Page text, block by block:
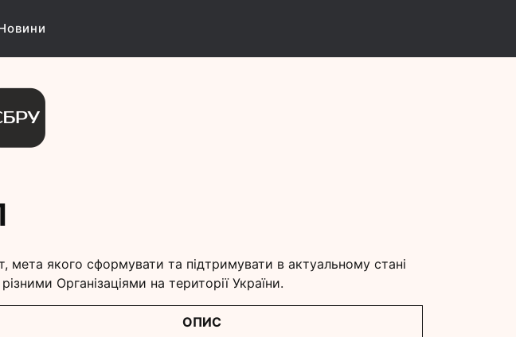
мета якого сформувати та підтримувати в актуальному стані
Організаціями на території України.
ОПИС